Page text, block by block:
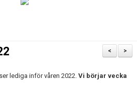
>
<
lediga inför våren 2022. Vi börjar vecka